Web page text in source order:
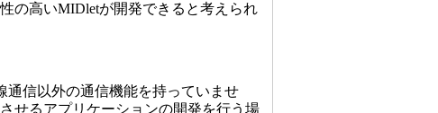
の高いMIDletが開発できると考えられ
通信以外の通信機能を持っていませ
せるアプリケーションの開発を行う場